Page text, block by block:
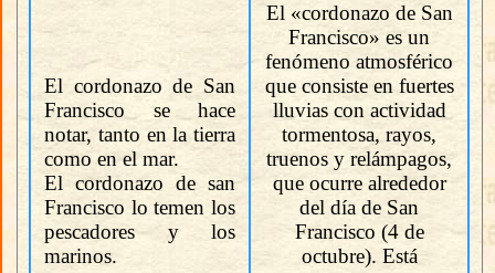
El cordonazo de San
Francisco se hace
notar, tanto en la tierra
como en el mar.
El cordonazo de san
Francisco lo temen los
pescadores y los
marinos.
El «cordonazo de San
Francisco» es un
fenómeno atmosférico
que consiste en fuertes
lluvias con actividad
tormentosa, rayos,
truenos y relámpagos,
que ocurre alrededor
del día de San
Francisco (4 de
octubre). Está